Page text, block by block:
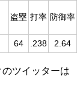
盗塁 打率 防御率
64 .238 2.64
ツイッターは